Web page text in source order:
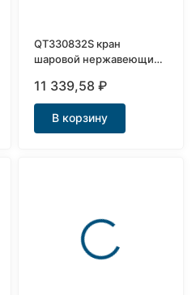
QT330832S кран
шаровой нержавеющий
11 339,58₽
В корзину